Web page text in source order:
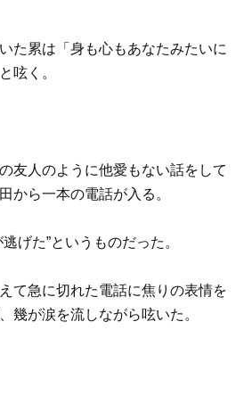
た累は「身も心もあなたみたいに
呟く。
友人のように他愛もない話をして
から一本の電話が入る。
げた”というものだった。
て急に切れた電話に焦りの表情を
幾が涙を流しながら呟いた。